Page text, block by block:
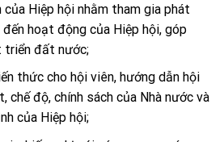
Hiệp hội nhằm tham gia phát
hoạt động của Hiệp hội, góp
triển đất nước;
thức cho hội viên, hướng dẫn hội
chế độ, chính sách của Nhà nước và
của Hiệp hội;